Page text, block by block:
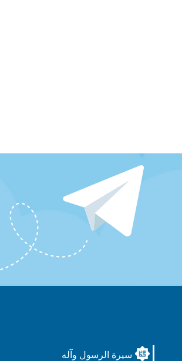
سيرة الرسول وآله